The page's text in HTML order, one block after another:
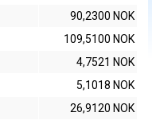
90,2300 NOK
109,5100 NOK
4,7521 NOK
5,1018 NOK
26,9120 NOK